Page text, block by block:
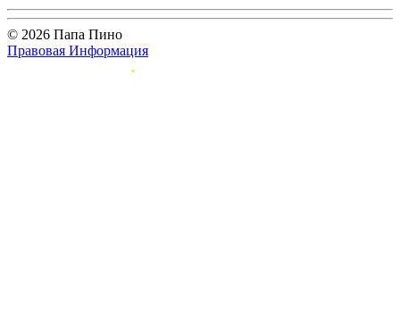
© 2026 Папа Пино
Правовая Информация